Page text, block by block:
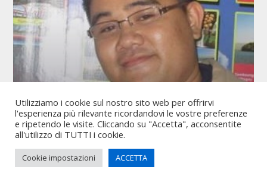
Sono Brando Alepri o Arjay+Soo,
ho 30 anni, sono di Sicilia, città
Mazara Del Vallo
Salve. Mi chiamo Brando. Sono un ragazzo single
Utilizziamo i cookie sul nostro sito web per offrirvi
l'esperienza più rilevante ricordandovi le vostre preferenze
e ripetendo le visite. Cliccando su "Accetta", acconsentite
all'utilizzo di TUTTI i cookie.
Cookie impostazioni ACCETTA